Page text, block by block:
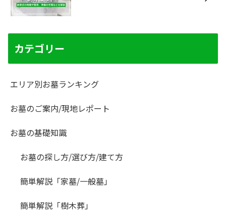
カテゴリー
エリア別お墓ランキング
お墓のご案内/現地レポート
お墓の基礎知識
お墓の探し方/選び方/建て方
簡単解説「家墓/一般墓」
簡単解説「樹木葬」